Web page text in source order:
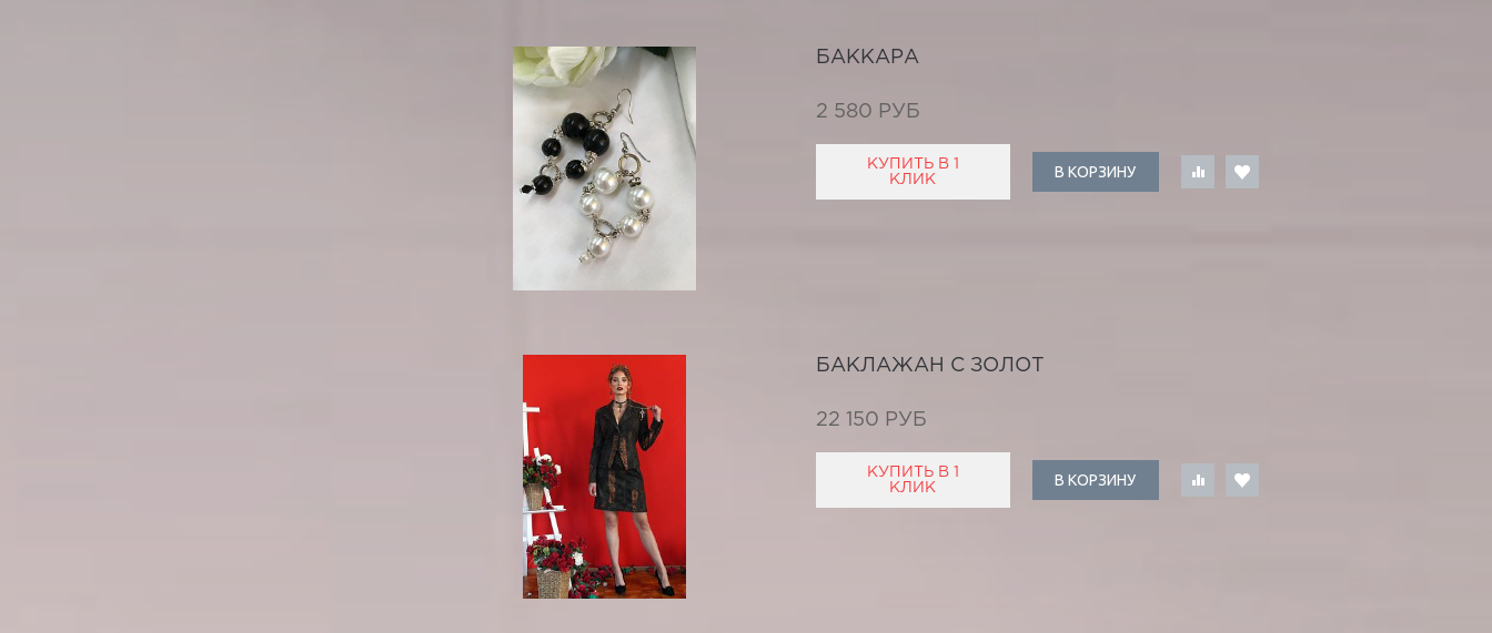
БАККАРА
2 580 РУБ
КУПИТЬ В 1
КЛИК
В КОРЗИНУ
БАКЛАЖАН С ЗОЛОТ
22 150 РУБ
КУПИТЬ В 1
КЛИК
В КОРЗИНУ